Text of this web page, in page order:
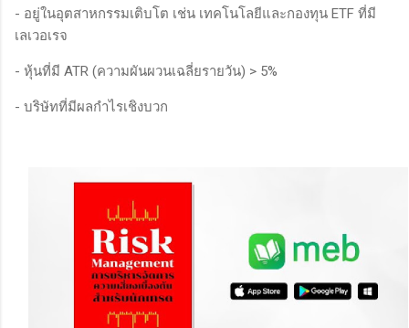
- อยู่ในอุตสาหกรรมเติบโต เช่น เทคโนโลยีและกองทุน ETF ที่มี
เลเวอเรจ
- หุ้นที่มี ATR (ความผันผวนเฉลี่ยรายวัน) > 5%
- บริษัทที่มีผลกำไรเชิงบวก